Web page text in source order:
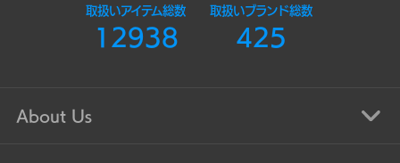
取扱いアイテム総数
12938
取扱いブランド総数
425
About Us